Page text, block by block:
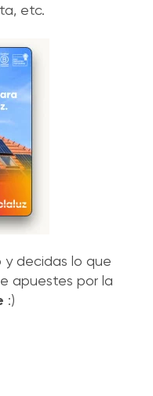
etc.
y decidas lo que
apuestes por la
:)